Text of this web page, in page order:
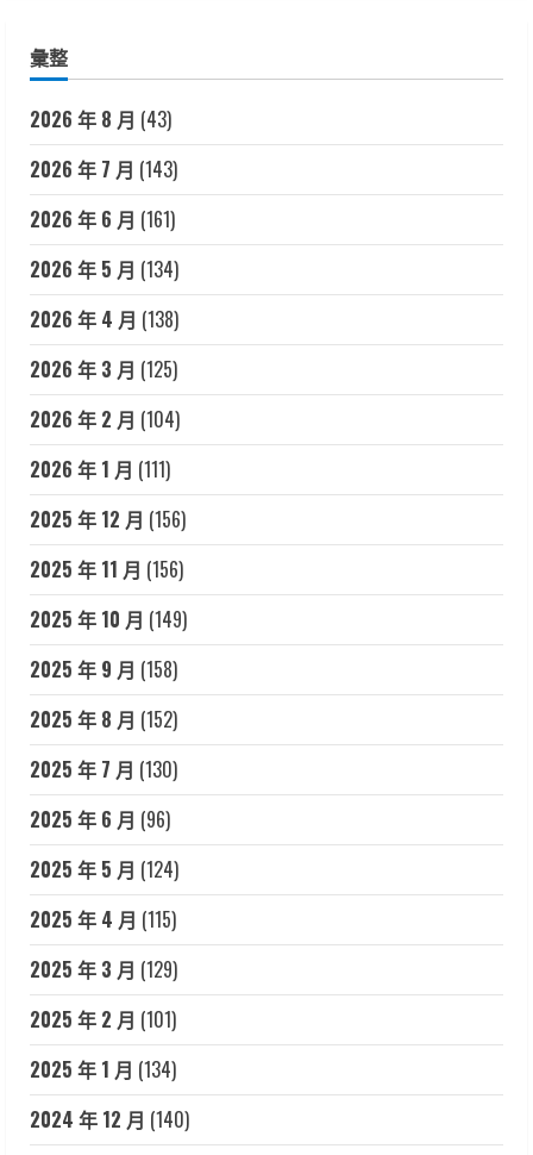
彙整
2026 年 8 月 (43)
2026 年 7 月 (143)
2026 年 6 月 (161)
2026 年 5 月 (134)
2026 年 4 月 (138)
2026 年 3 月 (125)
2026 年 2 月 (104)
2026 年 1 月 (111)
2025 年 12 月 (156)
2025 年 11 月 (156)
2025 年 10 月 (149)
2025 年 9 月 (158)
2025 年 8 月 (152)
2025 年 7 月 (130)
2025 年 6 月 (96)
2025 年 5 月 (124)
2025 年 4 月 (115)
2025 年 3 月 (129)
2025 年 2 月 (101)
2025 年 1 月 (134)
2024 年 12 月 (140)